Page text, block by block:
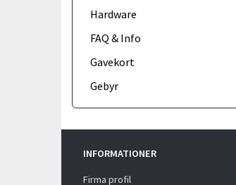
Hardware
FAQ & Info
Gavekort
Gebyr
INFORMATIONER
Firma profil